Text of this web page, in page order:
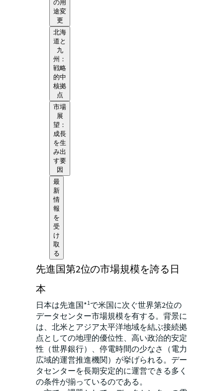
の用
途変
更
北海
道と
九
州：
戦略
的中
核拠
点
市場
展
望：
成長
を生
み出
す要
因
最
新
情
報
を
受
け
取
る
先進国第2位の市場規模を誇る日
本
日本は先進国*1で米国に次ぐ世界第2位の
データセンター市場規模を有する。背景に
は、北米とアジア太平洋地域を結ぶ接続拠
点としての地理的優位性、高い政治的安定
性（世界銀行）、停電時間の少なさ（電力
広域的運営推進機関）が挙げられる。デー
タセンターを長期安定的に運営できる多く
の条件が揃っているのである。